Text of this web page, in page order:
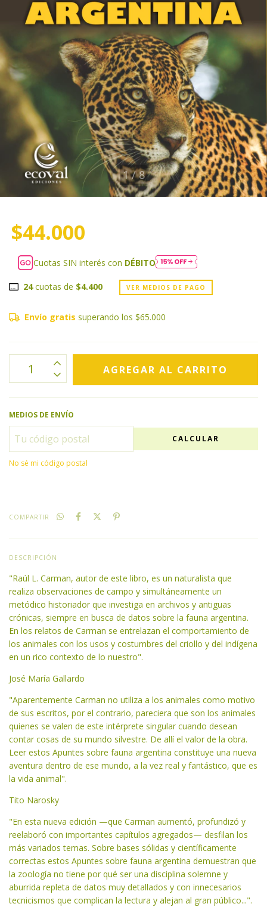
1/8
$44.000
Cuotas SIN interés con DÉBITO
24cuotas de $4.400 VER MEDIOS DE PAGO
Envío gratis superando los $65.000
MEDIOS DE ENVÍO
CALCULAR
No sé mi código postal
COMPARTIR
DESCRIPCIÓN
"Raúl L. Carman, autor de este libro, es un naturalista que
realiza observaciones de campo y simultáneamente un
metódico historiador que investiga en archivos y antiguas
crónicas, siempre en busca de datos sobre la fauna argentina.
En los relatos de Carman se entrelazan el comportamiento de
los animales con los usos y costumbres del criollo y del indígena
en un rico contexto de lo nuestro".
José María Gallardo
"Aparentemente Carman no utiliza a los animales como motivo
de sus escritos, por el contrario, pareciera que son los animales
quienes se valen de este intérprete singular cuando desean
contar cosas de su mundo silvestre. De allí el valor de la obra.
Leer estos Apuntes sobre fauna argentina constituye una nueva
aventura dentro de ese mundo, a la vez real y fantástico, que es
la vida animal".
Tito Narosky
"En esta nueva edición —que Carman aumentó, profundizó y
reelaboró con importantes capítulos agregados— desfilan los
más variados temas. Sobre bases sólidas y científicamente
correctas estos Apuntes sobre fauna argentina demuestran que
la zoología no tiene por qué ser una disciplina solemne y
aburrida repleta de datos muy detallados y con innecesarios
tecnicismos que complican la lectura y alejan al gran público...".